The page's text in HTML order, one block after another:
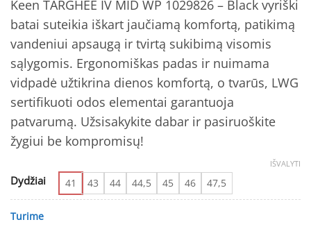
Keen TARGHEE IV MID WP 1029826 – Black vyriški
batai suteikia iškart jaučiamą komfortą, patikimą
vandeniui apsaugą ir tvirtą sukibimą visomis
sąlygomis. Ergonomiškas padas ir nuimama
vidpadė užtikrina dienos komfortą, o tvarūs, LWG
sertifikuoti odos elementai garantuoja
patvarumą. Užsisakykite dabar ir pasiruoškite
žygiui be kompromisų!
Dydžiai 41 43 44 44,5 45 46 47,5
IŠVALYTI
Turime